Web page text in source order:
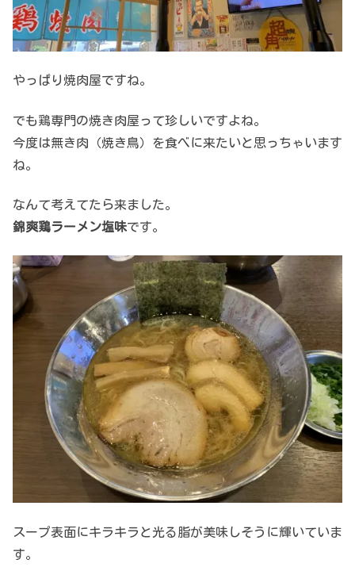
やっぱり焼肉屋ですね。
でも鶏専門の焼き肉屋って珍しいですよね。
今度は無き肉（焼き鳥）を食べに来たいと思っちゃいます
ね。
なんて考えてたら来ました。
錦爽鶏ラーメン塩味です。
スープ表面にキラキラと光る脂が美味しそうに輝いていま
す。